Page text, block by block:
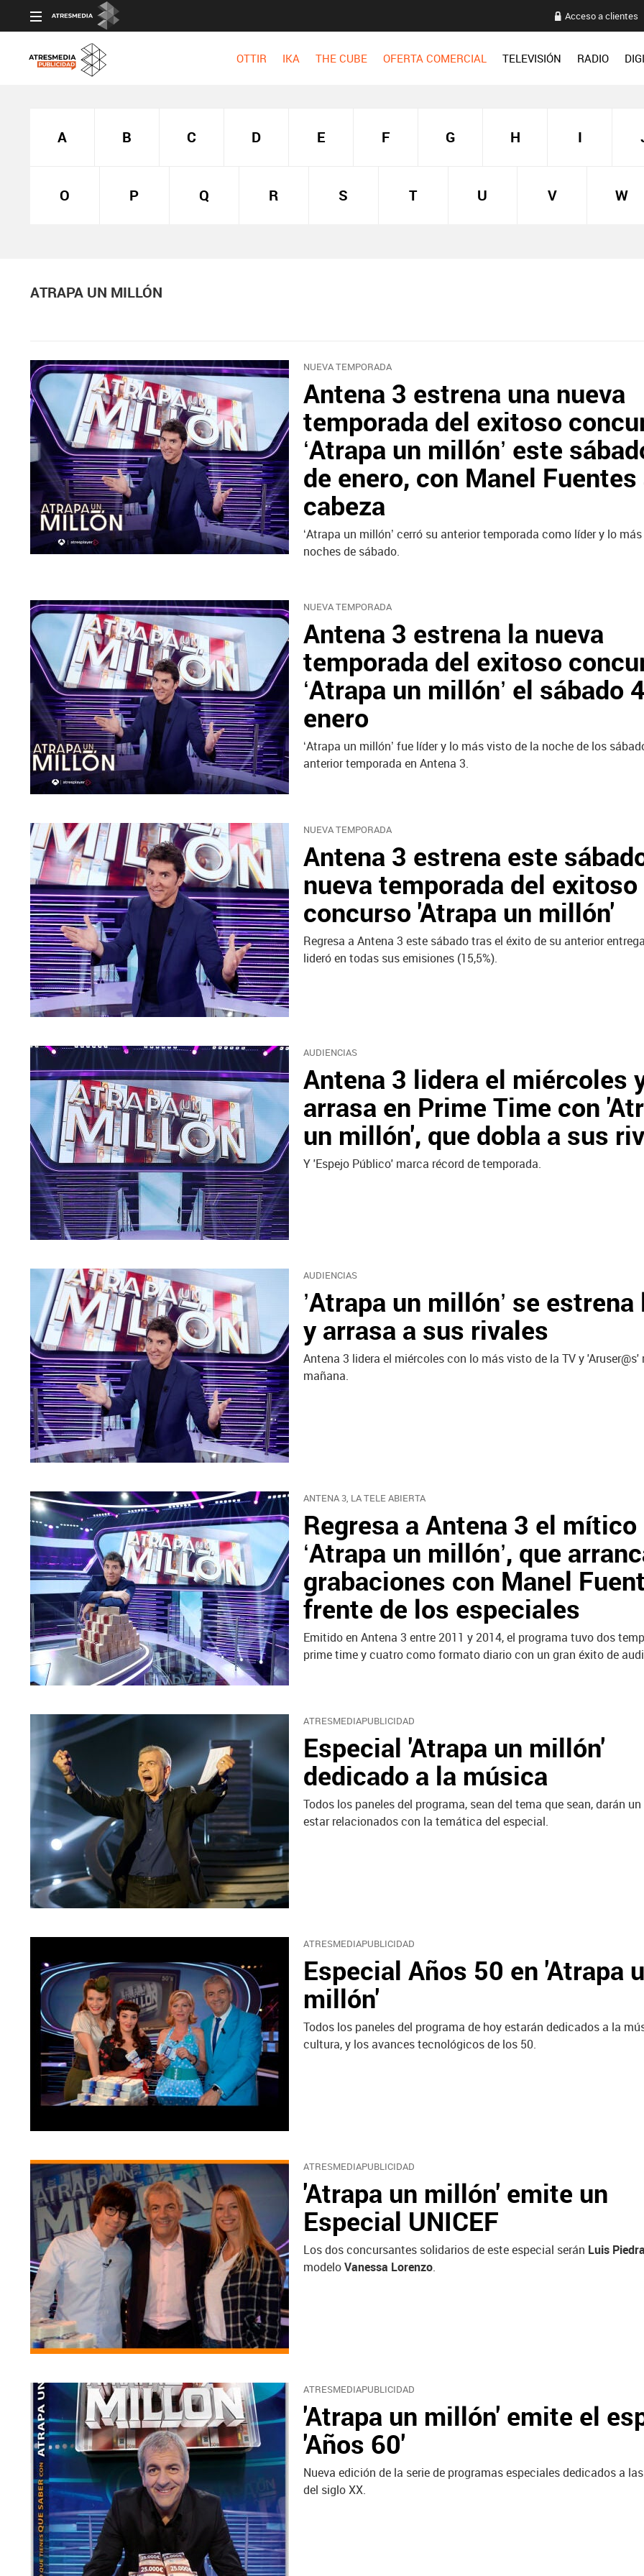
Acceso a clientes
OTTIR IKA THE CUBE OFERTA COMERCIAL TELEVISIÓN RADIO
A B C D E F G H I
O P Q R S T U V W
ATRAPA UN MILLÓN
NUEVA TEMPORADA
Antena 3 estrena una nueva
temporada del exitoso
‘Atrapa un millón’ este
de enero, con Manel Fuentes
cabeza
‘Atrapa un millón’ cerró su anterior temporada como líder y lo
noches de sábado.
NUEVA TEMPORADA
Antena 3 estrena la nueva
temporada del exitoso
‘Atrapa un millón’ el sábado
enero
‘Atrapa un millón’ fue líder y lo más visto de la noche de los
anterior temporada en Antena 3.
NUEVA TEMPORADA
Antena 3 estrena este
nueva temporada del exitoso
concurso 'Atrapa un millón'
Regresa a Antena 3 este sábado tras el éxito de su anterior
lideró en todas sus emisiones (15,5%).
AUDIENCIAS
Antena 3 lidera el miércoles
arrasa en Prime Time con
un millón', que dobla a sus
Y 'Espejo Público' marca récord de temporada.
AUDIENCIAS
’Atrapa un millón’ se
y arrasa a sus rivales
Antena 3 lidera el miércoles con lo más visto de la TV y 'Aruser@s'
mañana.
ANTENA 3, LA TELE ABIERTA
Regresa a Antena 3 el mítico
‘Atrapa un millón’, que
grabaciones con Manel
frente de los especiales
Emitido en Antena 3 entre 2011 y 2014, el programa tuvo dos
prime time y cuatro como formato diario con un gran éxito de
ATRESMEDIAPUBLICIDAD
Especial 'Atrapa un millón'
dedicado a la música
Todos los paneles del programa, sean del tema que sean, darán
estar relacionados con la temática del especial.
ATRESMEDIAPUBLICIDAD
Especial Años 50 en 'Atrapa
millón'
Todos los paneles del programa de hoy estarán dedicados a la
cultura, y los avances tecnológicos de los 50.
ATRESMEDIAPUBLICIDAD
'Atrapa un millón' emite un
Especial UNICEF
Los dos concursantes solidarios de este especial serán Luis
modeloVanessa Lorenzo.
ATRESMEDIAPUBLICIDAD
'Atrapa un millón' emite el
'Años 60'
Nueva edición de la serie de programas especiales dedicados a
del siglo XX.